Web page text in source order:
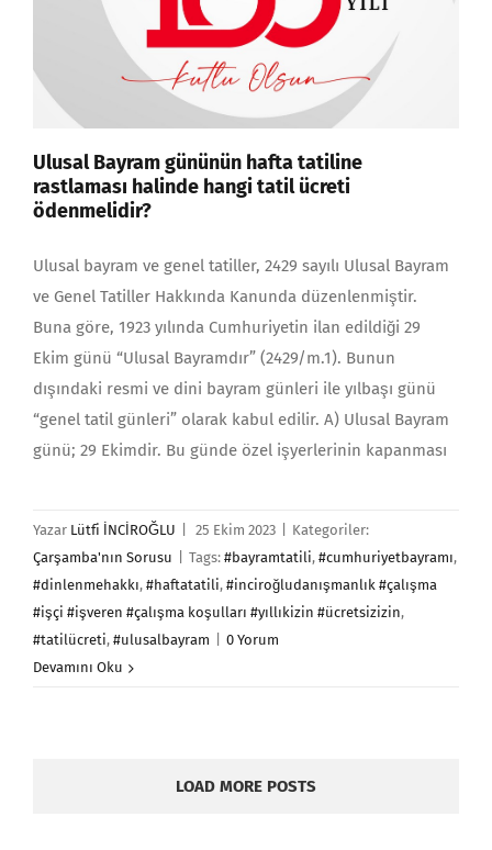
Ulusal Bayram gününün hafta tatiline
rastlaması halinde hangi tatil ücreti
ödenmelidir?
Ulusal bayram ve genel tatiller, 2429 sayılı Ulusal Bay­ram
ve Genel Tatiller Hakkında Kanunda düzenlenmiştir.
Buna göre, 1923 yı­lında Cumhuriyetin ilan edildiği 29
Ekim günü “Ulusal Bayramdır” (2429/m.1). Bunun
dışındaki resmi ve dini bayram günleri ile yılbaşı günü
“genel tatil günleri” olarak kabul edilir. A) Ulusal Bayram
günü; 29 Ekimdir. Bu günde özel işyerlerinin ka­pan­ması
Yazar Lütfi İNCİROĞLU 25 Ekim 2023
Kategoriler:
Çarşamba'nın Sorusu
Tags: #bayramtatili, #cumhuriyetbayramı,
#dinlenmehakkı, #haftatatili, #inciroğludanışmanlık #çalışma
#işçi #işveren #çalışma koşulları #yıllıkizin #ücretsizizin,
#tatilücreti, #ulusalbayram
0 Yorum
Devamını Oku
LOAD MORE POSTS